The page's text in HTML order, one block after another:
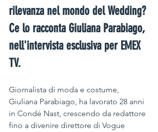
rilevanza nel mondo del Wedding?
Ce lo racconta Giuliana Parabiago,
nell'intervista esclusiva per EMEX
TV.
Giornalista di moda e costume,
Giuliana Parabiago, ha lavorato 28 anni
in Condé Nast, crescendo da redattore
fino a divenire direttore di Vogue